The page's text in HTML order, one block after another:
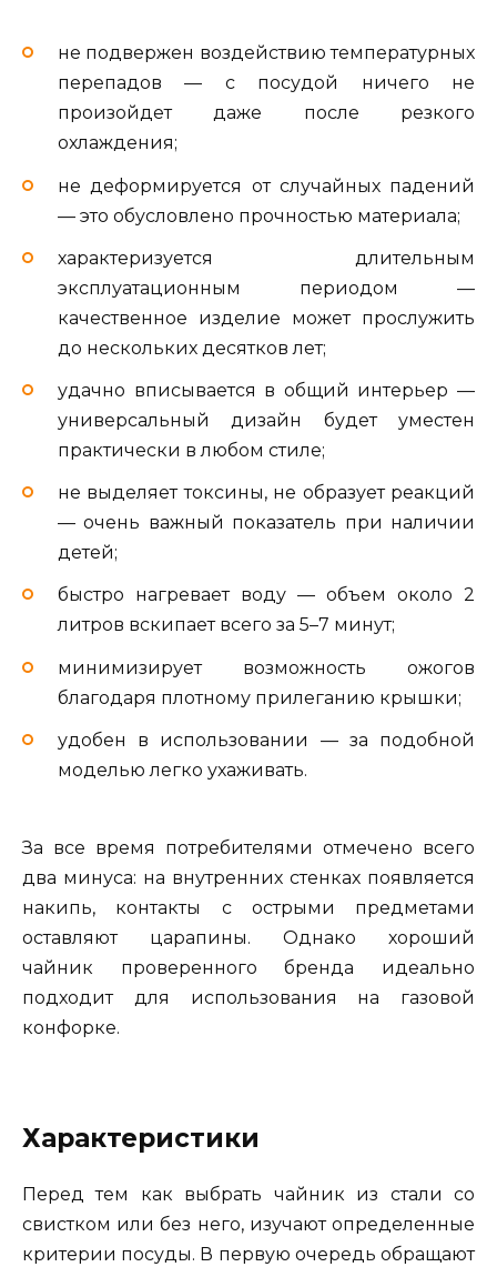
не подвержен воздействию температурных
перепадов — с посудой ничего не
произойдет даже после резкого
охлаждения;
не деформируется от случайных падений
— это обусловлено прочностью материала;
характеризуется длительным
эксплуатационным периодом —
качественное изделие может прослужить
до нескольких десятков лет;
удачно вписывается в общий интерьер —
универсальный дизайн будет уместен
практически в любом стиле;
не выделяет токсины, не образует реакций
— очень важный показатель при наличии
детей;
быстро нагревает воду — объем около 2
литров вскипает всего за 5–7 минут;
минимизирует возможность ожогов
благодаря плотному прилеганию крышки;
удобен в использовании — за подобной
моделью легко ухаживать.
За все время потребителями отмечено всего
два минуса: на внутренних стенках появляется
накипь, контакты с острыми предметами
оставляют царапины. Однако хороший
чайник проверенного бренда идеально
подходит для использования на газовой
конфорке.
Характеристики
Перед тем как выбрать чайник из стали со
свистком или без него, изучают определенные
критерии посуды. В первую очередь обращают